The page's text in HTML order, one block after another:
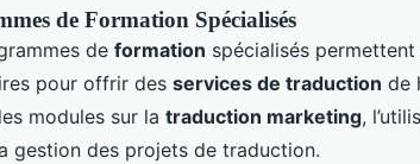
de Formation Spécialisés
de formation spécialisés
pour offrir des services de traduction de
modules sur la traduction marketing,
gestion des projets de traduction.